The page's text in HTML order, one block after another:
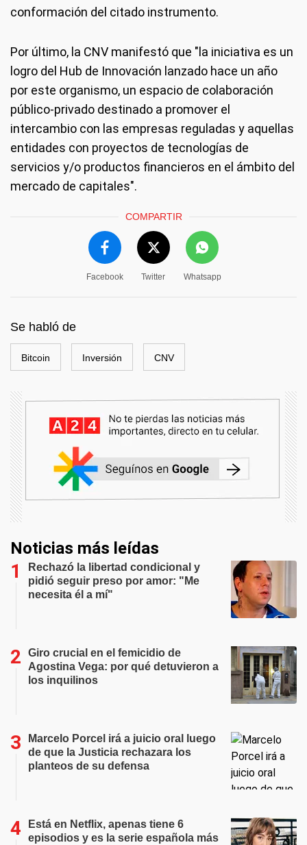
conformación del citado instrumento.
Por último, la CNV manifestó que "la iniciativa es un
logro del Hub de Innovación lanzado hace un año
por este organismo, un espacio de colaboración
público-privado destinado a promover el
intercambio con las empresas reguladas y aquellas
entidades con proyectos de tecnologías de
servicios y/o productos financieros en el ámbito del
mercado de capitales".
COMPARTIR
Facebook Twitter Whatsapp
Se habló de
Bitcoin Inversión CNV
Noticias más leídas
Rechazó la libertad condicional y
pidió seguir preso por amor: "Me
necesita él a mí"
Giro crucial en el femicidio de
Agostina Vega: por qué detuvieron a
los inquilinos
Marcelo Porcel irá a juicio oral luego
de que la Justicia rechazara los
planteos de su defensa
Está en Netflix, apenas tiene 6
episodios y es la serie española más